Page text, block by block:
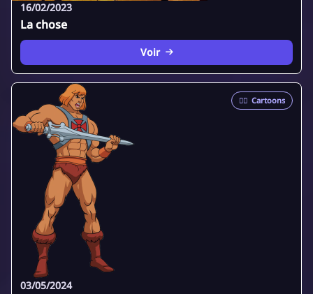
16/02/2023
La chose
Voir
🦸‍♂️ Cartoons
03/05/2024